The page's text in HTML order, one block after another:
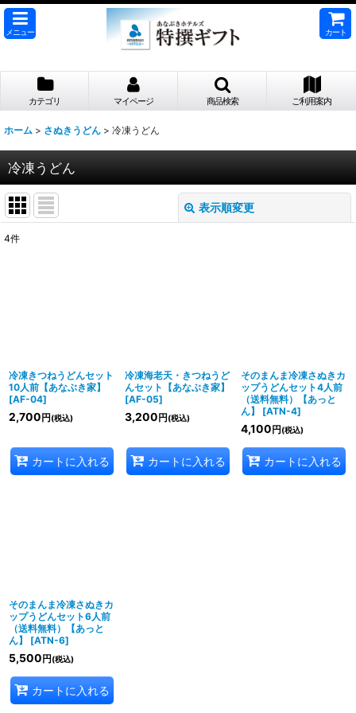
メニュー カート
カテゴリ マイページ 商品検索 ご利用案内
ホーム > さぬきうどん > 冷凍うどん
冷凍うどん
表示順変更
4件
冷凍きつねうどんセット
10人前【あなぶき家】
[AF-04]
2,700 円 (税込)
カートに入れる
冷凍海老天・きつねうど
んセット【あなぶき家】
[AF-05]
3,200 円 (税込)
カートに入れる
そのまんま冷凍さぬきカ
ップうどんセット4人前
（送料無料）【あっと
ん】
[ATN-4]
4,100 円 (税込)
カートに入れる
そのまんま冷凍さぬきカ
ップうどんセット6人前
（送料無料）【あっと
ん】
[ATN-6]
5,500 円 (税込)
カートに入れる